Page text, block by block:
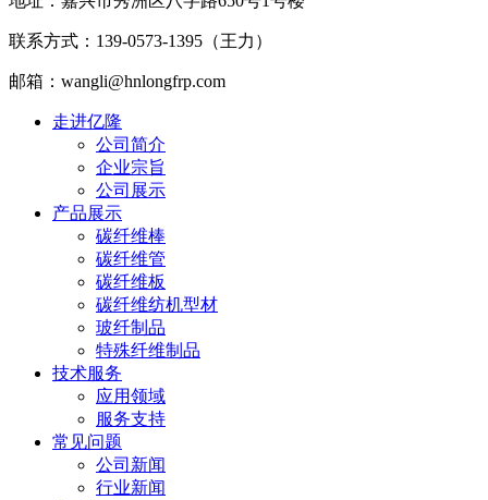
联系方式：139-0573-1395（王力）
邮箱：wangli@hnlongfrp.com
走进亿隆
公司简介
企业宗旨
公司展示
产品展示
碳纤维棒
碳纤维管
碳纤维板
碳纤维纺机型材
玻纤制品
特殊纤维制品
技术服务
应用领域
服务支持
常见问题
公司新闻
行业新闻